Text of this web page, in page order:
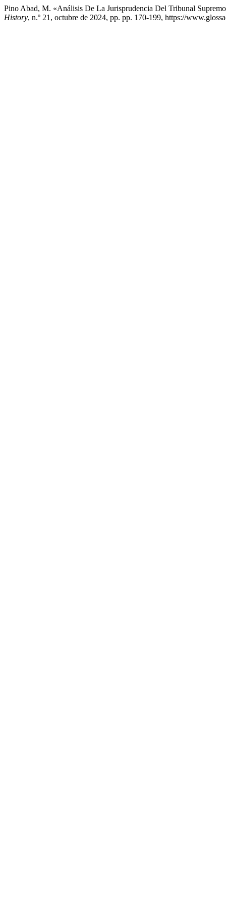
Pino Abad, M. «Análisis De La Jurisprudencia Del Tribunal
History, n.º 21, octubre de 2024, pp. pp. 170-199, https://